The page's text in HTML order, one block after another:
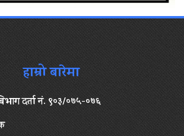
हाम्रो बारेमा
दर्ता नं. ९०३/०७५-०७६